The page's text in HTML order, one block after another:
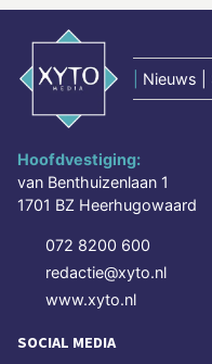
Nieuws |
Hoofdvestiging:
van Benthuizenlaan 1
1701 BZ Heerhugowaard
072 8200 600
redactie@xyto.nl
www.xyto.nl
SOCIAL MEDIA